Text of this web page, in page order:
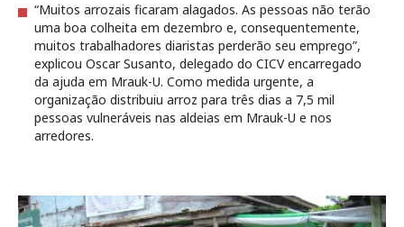
“Muitos arrozais ficaram alagados. As pessoas não terão
uma boa colheita em dezembro e, consequentemente,
muitos trabalhadores diaristas perderão seu emprego”,
explicou Oscar Susanto, delegado do CICV encarregado
da ajuda em Mrauk-U. Como medida urgente, a
organização distribuiu arroz para três dias a 7,5 mil
pessoas vulneráveis nas aldeias em Mrauk-U e nos
arredores.